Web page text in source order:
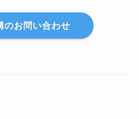
のお問い合わせ